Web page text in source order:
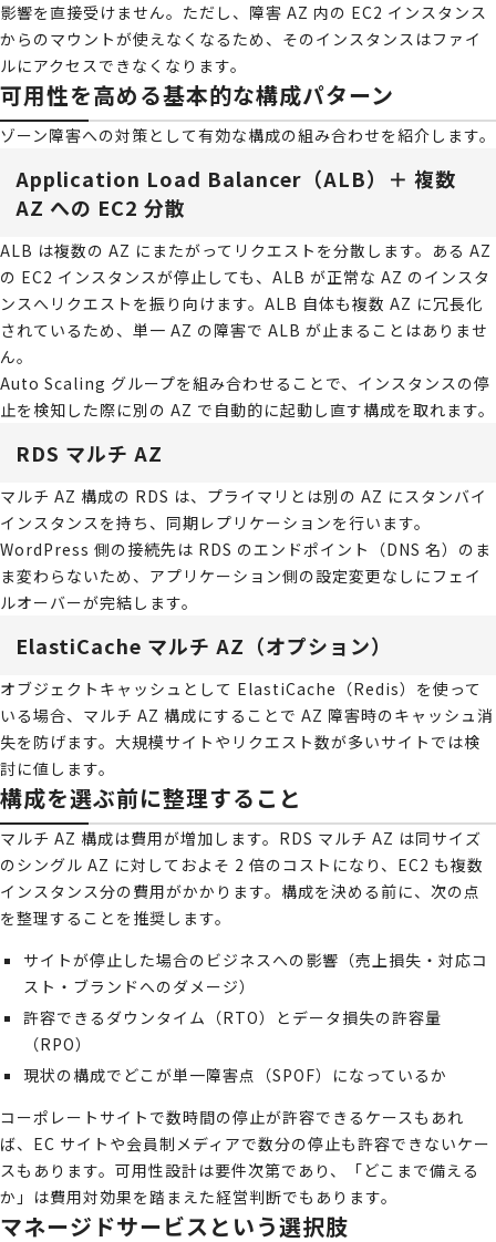
影響を直接受けません。ただし、障害 AZ 内の EC2 インスタンス
からのマウントが使えなくなるため、そのインスタンスはファイ
ルにアクセスできなくなります。
可用性を高める基本的な構成パターン
ゾーン障害への対策として有効な構成の組み合わせを紹介します。
Application Load Balancer（ALB）＋ 複数
AZ への EC2 分散
ALB は複数の AZ にまたがってリクエストを分散します。ある AZ
の EC2 インスタンスが停止しても、ALB が正常な AZ のインスタ
ンスへリクエストを振り向けます。ALB 自体も複数 AZ に冗長化
されているため、単一 AZ の障害で ALB が止まることはありませ
ん。
Auto Scaling グループを組み合わせることで、インスタンスの停
止を検知した際に別の AZ で自動的に起動し直す構成を取れます。
RDS マルチ AZ
マルチ AZ 構成の RDS は、プライマリとは別の AZ にスタンバイ
インスタンスを持ち、同期レプリケーションを行います。
WordPress 側の接続先は RDS のエンドポイント（DNS 名）のま
ま変わらないため、アプリケーション側の設定変更なしにフェイ
ルオーバーが完結します。
ElastiCache マルチ AZ（オプション）
オブジェクトキャッシュとして ElastiCache（Redis）を使って
いる場合、マルチ AZ 構成にすることで AZ 障害時のキャッシュ消
失を防げます。大規模サイトやリクエスト数が多いサイトでは検
討に値します。
構成を選ぶ前に整理すること
マルチ AZ 構成は費用が増加します。RDS マルチ AZ は同サイズ
のシングル AZ に対しておよそ 2 倍のコストになり、EC2 も複数
インスタンス分の費用がかかります。構成を決める前に、次の点
を整理することを推奨します。
サイトが停止した場合のビジネスへの影響（売上損失・対応コ
スト・ブランドへのダメージ）
許容できるダウンタイム（RTO）とデータ損失の許容量
（RPO）
現状の構成でどこが単一障害点（SPOF）になっているか
コーポレートサイトで数時間の停止が許容できるケースもあれ
ば、EC サイトや会員制メディアで数分の停止も許容できないケー
スもあります。可用性設計は要件次第であり、「どこまで備える
か」は費用対効果を踏まえた経営判断でもあります。
マネージドサービスという選択肢